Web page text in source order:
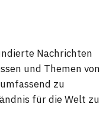
Nachrichten
und Themen von
zu
für die Welt zu